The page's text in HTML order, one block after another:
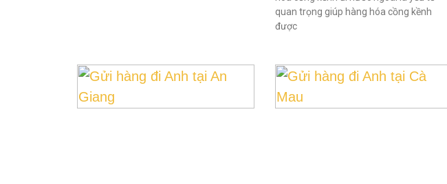
quan trọng giúp hàng hóa cồng kềnh
được